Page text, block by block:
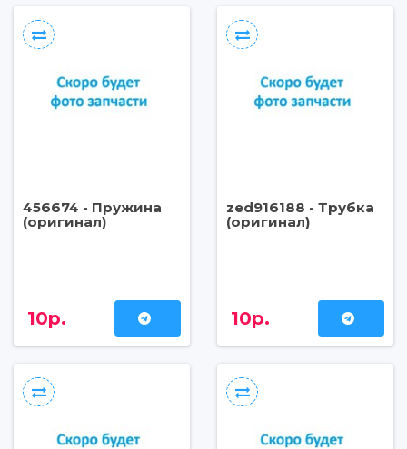
456674 - Пружина
(оригинал)
10р.
zed916188 - Трубка
(оригинал)
10р.